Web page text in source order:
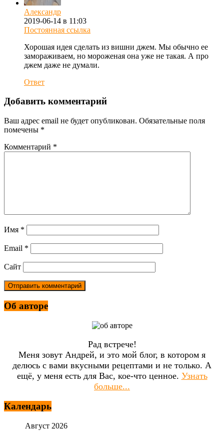
Александр
2019-06-14 в 11:03
Постоянная ссылка
Хорошая идея сделать из вишни джем. Мы обычно ее
замораживаем, но мороженая она уже не такая. А про
джем даже не думали.
Ответ
Добавить комментарий
Ваш адрес email не будет опубликован. Обязательные поля
помечены *
Комментарий *
Имя *
Email *
Сайт
Об авторе
Рад встрече!
Меня зовут Андрей, и это мой блог, в котором я
делюсь с вами вкусными рецептами и не только. А
ещё, у меня есть для Вас, кое-что ценное. Узнать
больше...
Календарь
Август 2026